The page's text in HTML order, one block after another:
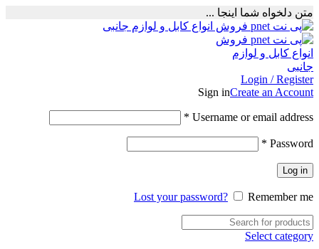
متن دلخواه شما اینجا ...
Login / Register
Sign inCreate an Account
Username or email address
*
Password
*
Log in
Lost your password? Remember me
Select category